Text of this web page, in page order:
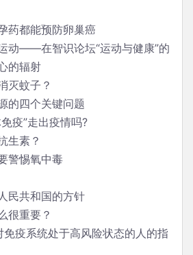
药都能预防卵巢癌
动——在智识论坛“运动与健康”的
的辐射
灭蚊子？
的四个关键问题
疫”走出疫情吗?
生素？
警惕氧中毒
民共和国的方针
很重要？
免疫系统处于高风险状态的人的指